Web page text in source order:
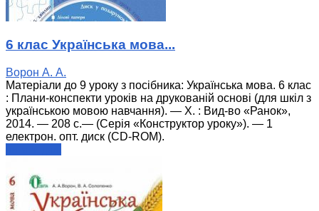
6 клас Українська мова...
Ворон А. А.
Матеріали до 9 уроку з посібника: Українська мова. 6 клас
: Плани-конспекти уроків на друкованій основі (для шкіл з
українською мовою навчання). — Х. : Вид-во «Ранок»,
2014. — 208 с.— (Серія «Конструктор уроку»). — 1
електрон. опт. диск (CD-ROM).